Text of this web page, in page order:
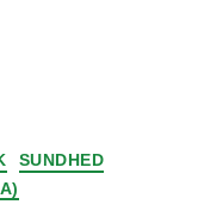
SUNDHED